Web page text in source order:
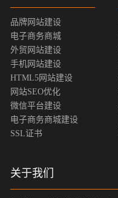
品牌网站建设
电子商务商城
外贸网站建设
手机网站建设
HTML5网站建设
网站SEO优化
微信平台建设
电子商务商城建设
SSL证书
关于我们